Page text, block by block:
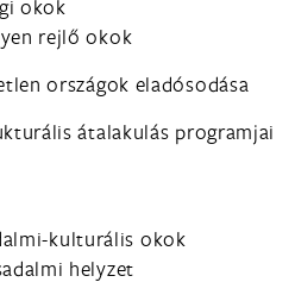
okok
rejlő okok
országok eladósodása
átalakulás programjai
kulturális okok
helyzet